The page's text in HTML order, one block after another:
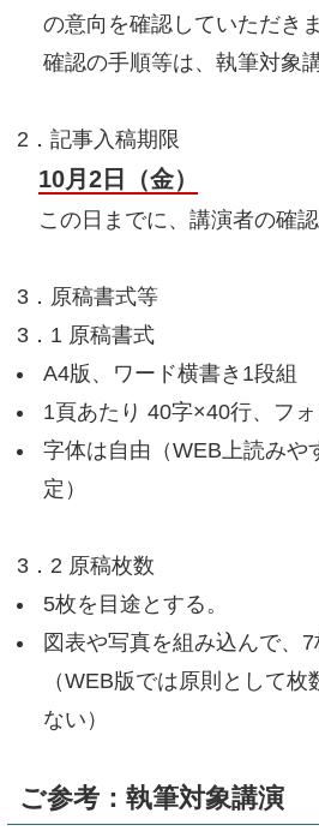
の意向を確認していただきま
確認の手順等は、執筆対象
2．記事入稿期限
10月2日（金）
この日までに、講演者の確
3．原稿書式等
3．1 原稿書式
A4版、ワード横書き1段組
1頁あたり 40字×40行、フ
字体は自由（WEB上読みや
定）
3．2 原稿枚数
5枚を目途とする。
図表や写真を組み込んで、7
（WEB版では原則として
ない）
ご参考：執筆対象講演